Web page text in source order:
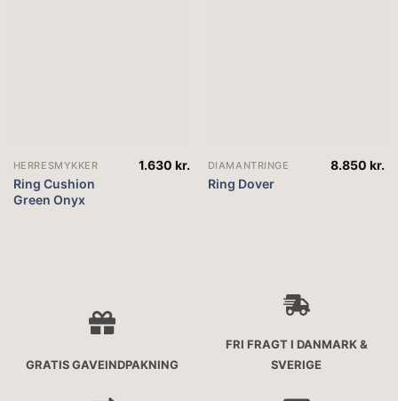
HERRESMYKKER
Ring Cushion
Green Onyx
1.630kr. DIAMANTRINGE
Ring Dover
8.850kr.
GRATIS GAVEINDPAKNING
FRI FRAGT I DANMARK &
SVERIGE